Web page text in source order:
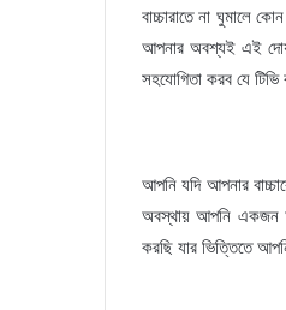
বাচ্চারাতে না ঘুমালে
আপনার অবশ্যই এই
সহযোগিতা করব যে
আপনি যদি আপনার
অবস্থায় আপনি একজন
করছি যার ভিত্তিতে